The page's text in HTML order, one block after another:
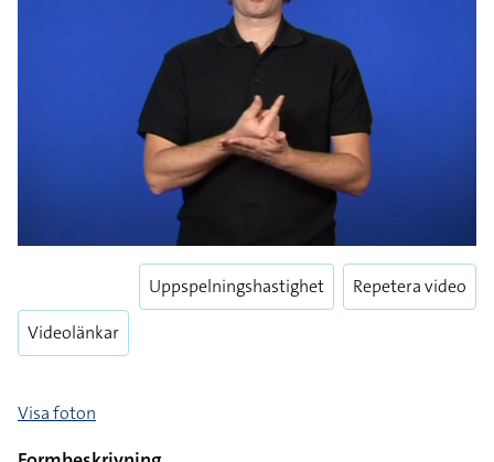
Videolänkar
Uppspelningshastighet Repetera video
Visa foton